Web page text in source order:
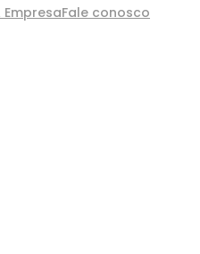
EmpresaFale conosco